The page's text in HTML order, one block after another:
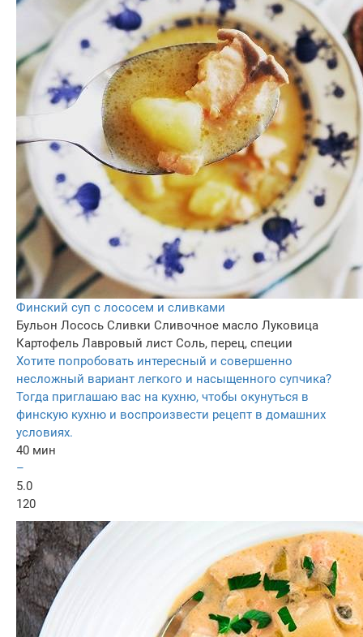
Финский суп с лососем и сливками
Бульон Лосось Сливки Сливочное масло Луковица
Картофель Лавровый лист Соль, перец, специи
Хотите попробовать интересный и совершенно
несложный вариант легкого и насыщенного супчика?
Тогда приглашаю вас на кухню, чтобы окунуться в
финскую кухню и воспроизвести рецепт в домашних
условиях.
40 мин
–
5.0
120